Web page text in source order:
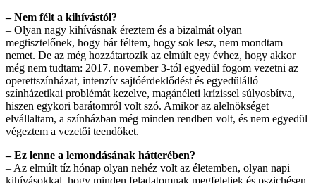
– Nem félt a kihívástól?
– Olyan nagy kihívásnak éreztem és a bizalmát olyan
megtisztelőnek, hogy bár féltem, hogy sok lesz, nem mondtam
nemet. De az még hozzátartozik az elmúlt egy évhez, hogy akkor
még nem tudtam: 2017. november 3-tól egyedül fogom vezetni az
operettszínházat, intenzív sajtóérdeklődést és egyedülálló
színházetikai problémát kezelve, magánéleti krízissel súlyosbítva,
hiszen egykori barátomról volt szó. Amikor az alelnökséget
elvállaltam, a színházban még minden rendben volt, és nem egyedül
végeztem a vezetői teendőket.
– Ez lenne a lemondásának hátterében?
– Az elmúlt tíz hónap olyan nehéz volt az életemben, olyan napi
kihívásokkal, hogy minden feladatomnak megfeleljek és pszichésen